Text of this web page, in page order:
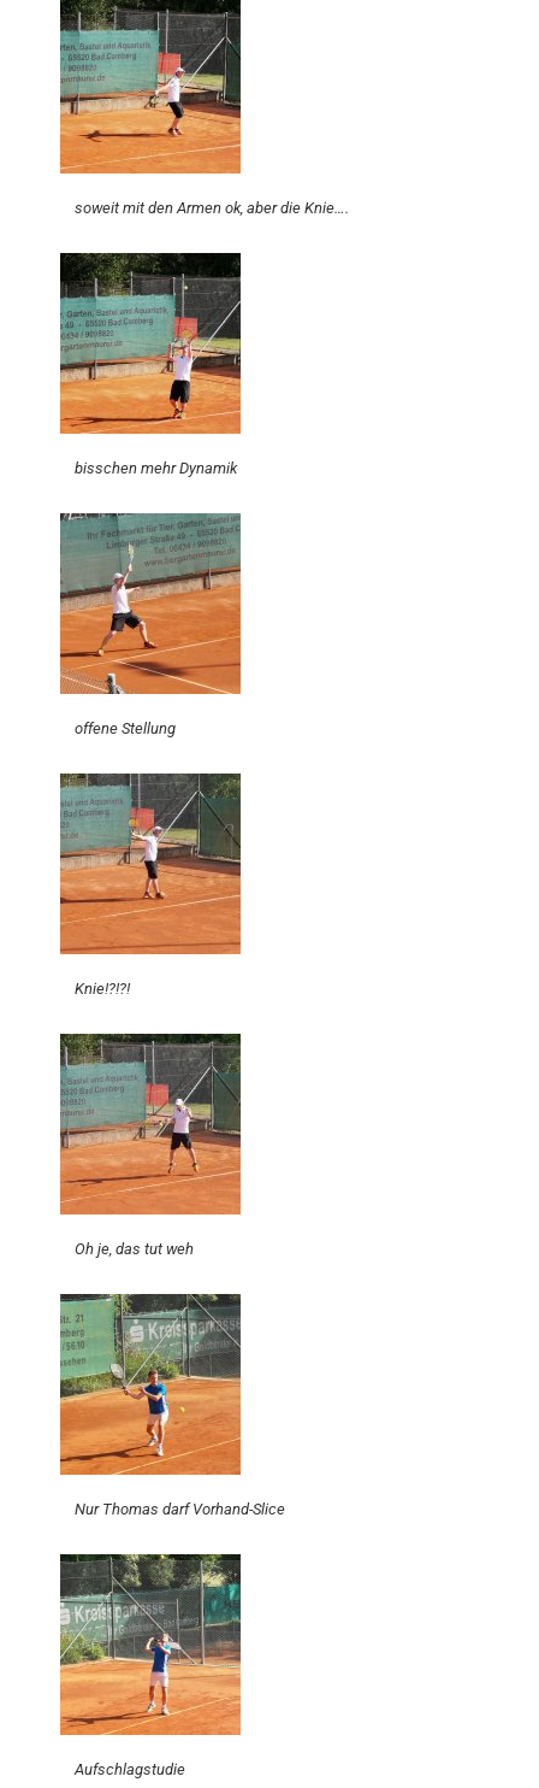
soweit mit den Armen ok, aber die Knie….
bisschen mehr Dynamik
offene Stellung
Knie!?!?!
Oh je, das tut weh
Nur Thomas darf Vorhand-Slice
Aufschlagstudie